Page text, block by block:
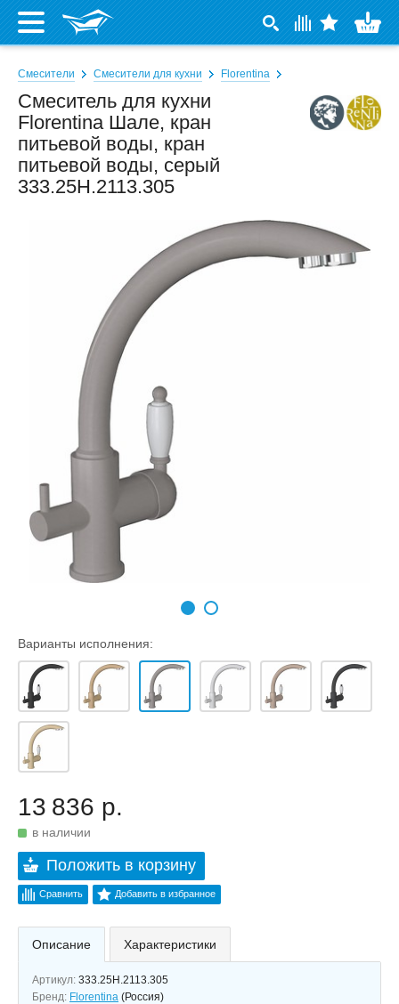
Смесители Смесители для кухни Florentina
Смеситель для кухни
Florentina Шале, кран
питьевой воды, кран
питьевой воды, серый
333.25H.2113.305
Варианты исполнения:
13 836 р.
в наличии
Положить в корзину
Сравнить Добавить в избранное
Описание Характеристики
Артикул: 333.25H.2113.305
Бренд: Florentina (Россия)